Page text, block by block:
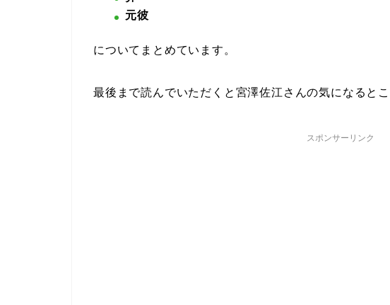
元彼
についてまとめています。
最後まで読んでいただくと宮澤佐江さんの気になると
スポンサーリンク